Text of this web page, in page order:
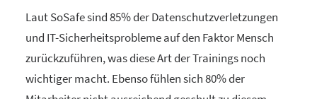
Laut SoSafe sind 85% der Datenschutzverletzungen
und IT-Sicherheitsprobleme auf den Faktor Mensch
zurückzuführen, was diese Art der Trainings noch
wichtiger macht. Ebenso fühlen sich 80% der